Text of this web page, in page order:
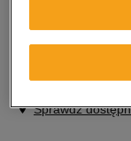
Wybierz swój rozmiar,
wiadomość e-mail.
Sprawdź